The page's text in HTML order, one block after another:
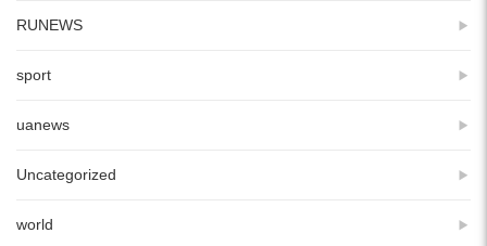
RUNEWS
sport
uanews
Uncategorized
world